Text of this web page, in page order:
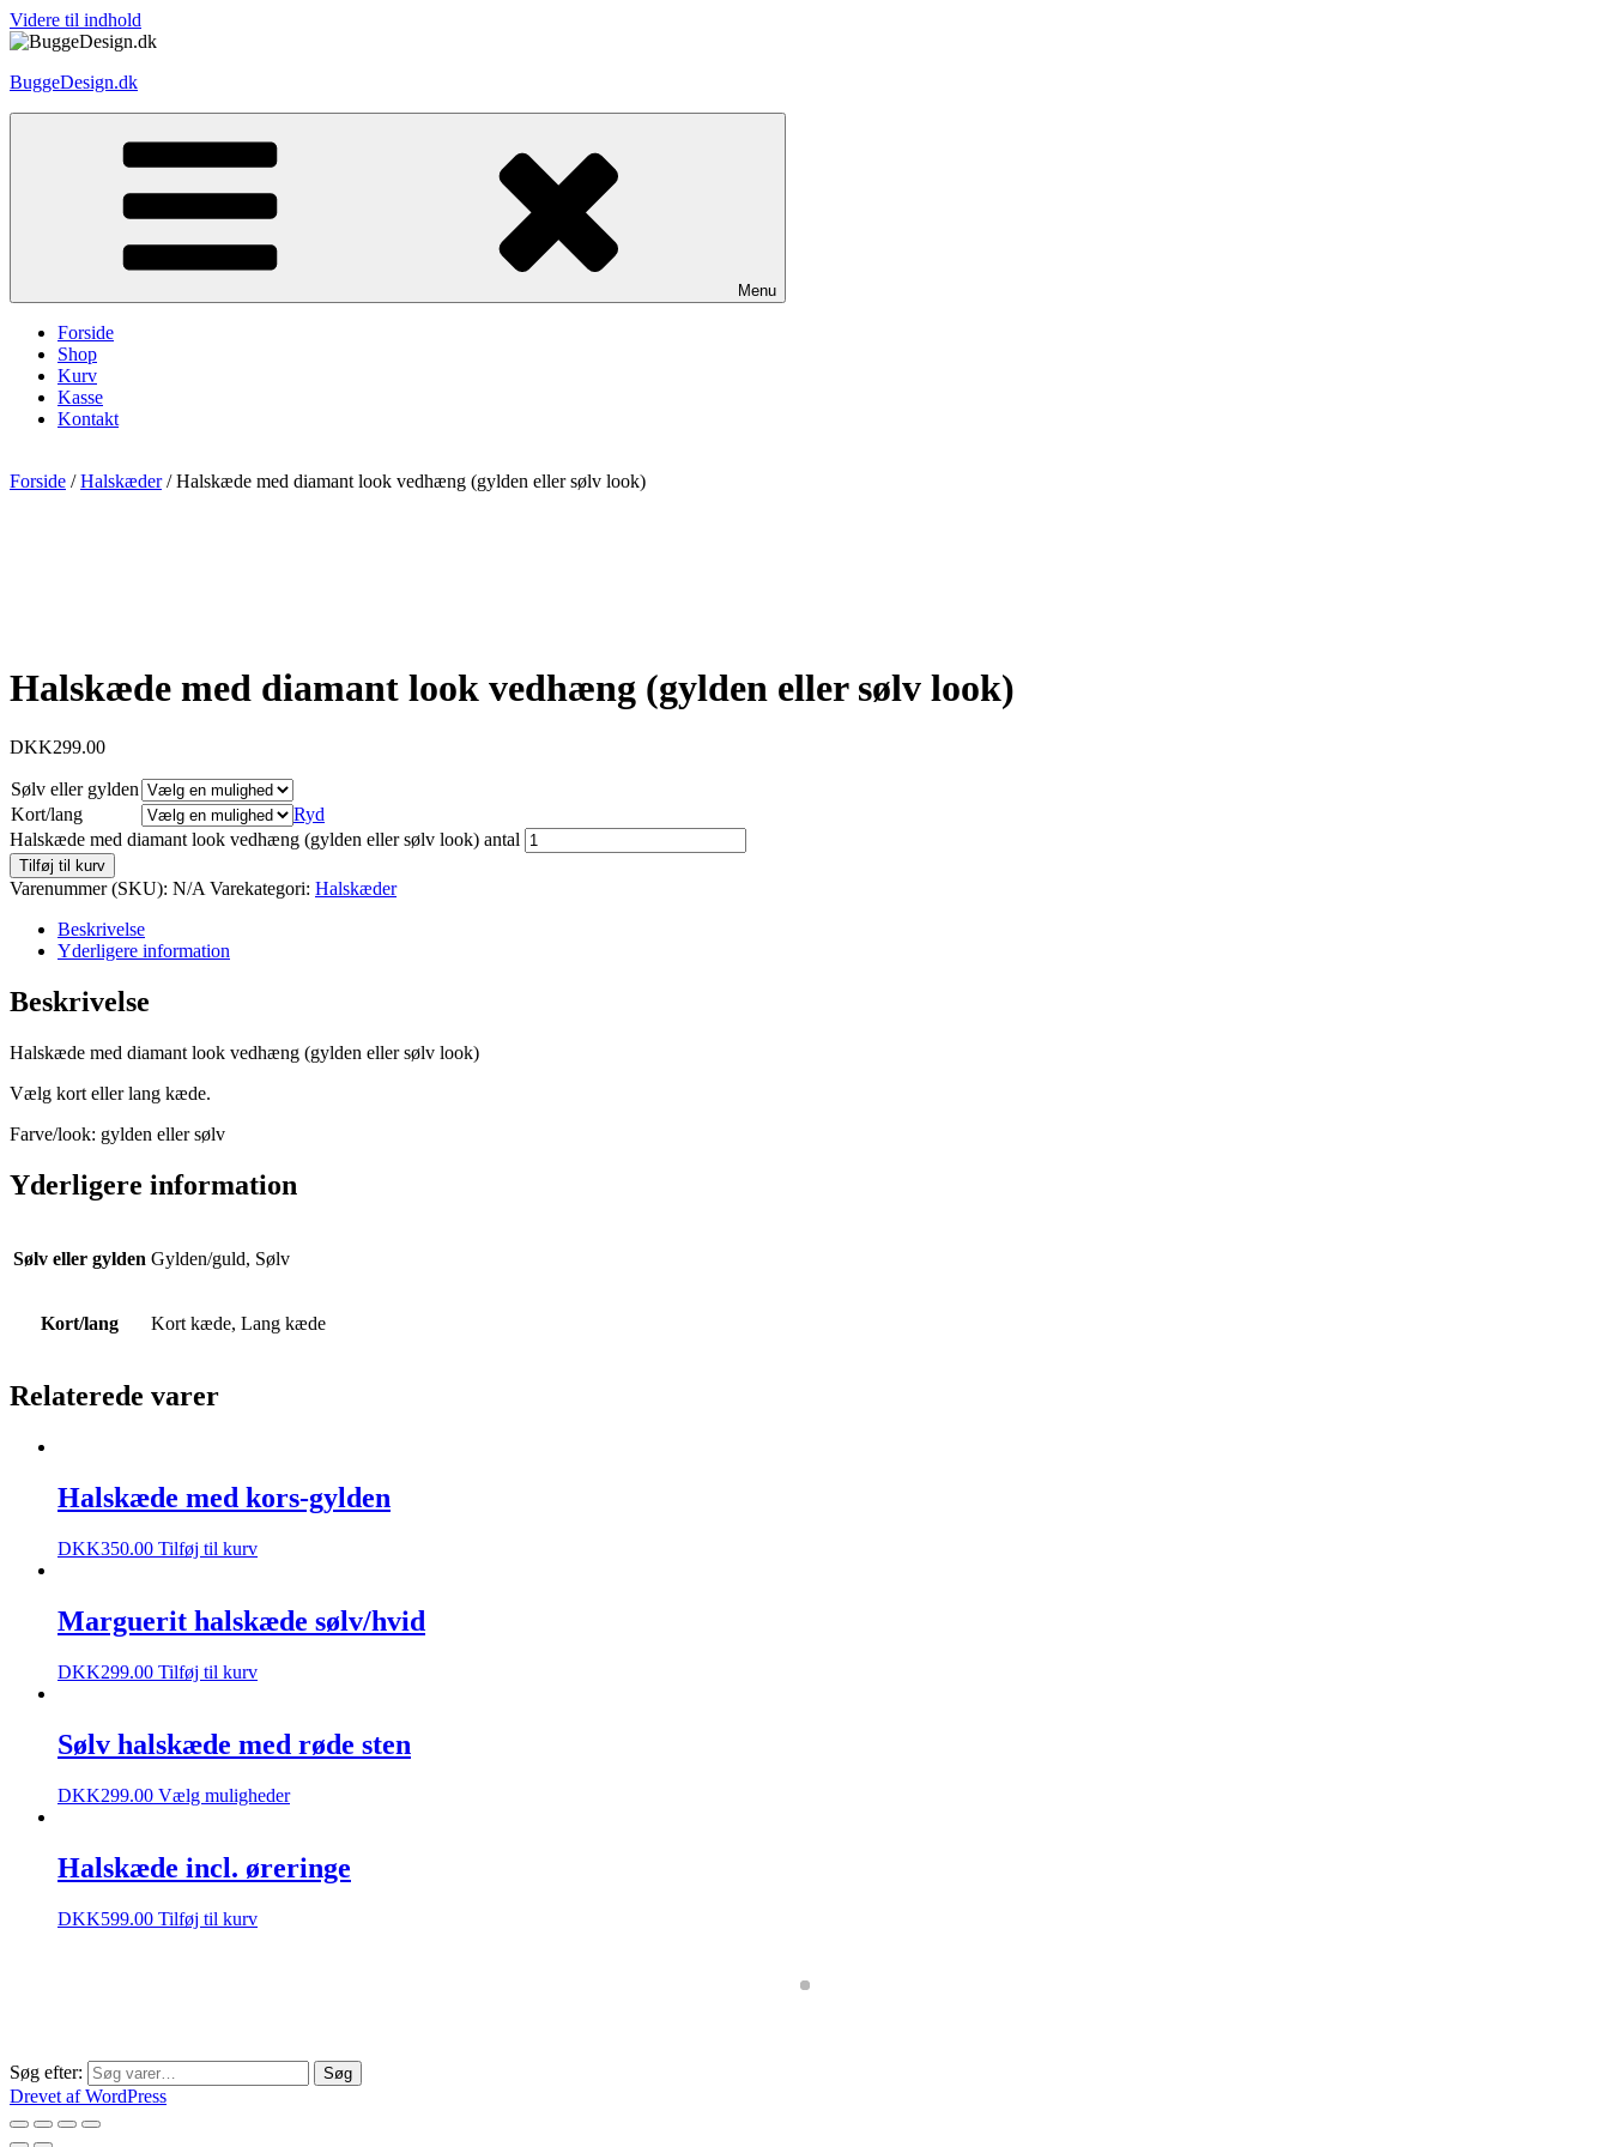
Videre til indhold
BuggeDesign.dk
Menu
Forside
Shop
Kurv
Kasse
Kontakt
Forside /Halskæder/ Halskæde med diamant look vedhæng (gylden eller sølv look)
Halskæde med diamant look vedhæng (gylden eller sølv look)
DKK299.00
Sølv eller gylden
Kort/lang
Ryd
Halskæde med diamant look vedhæng (gylden eller sølv look) antal
Tilføj til kurv
Varenummer (SKU): N/A Varekategori: Halskæder
Beskrivelse
Yderligere information
Beskrivelse
Halskæde med diamant look vedhæng (gylden eller sølv look)
Vælg kort eller lang kæde.
Farve/look: gylden eller sølv
Yderligere information
Sølv eller gylden Gylden/guld, Sølv
Kort/lang Kort kæde, Lang kæde
Relaterede varer
Halskæde med kors-gylden
DKK350.00 Tilføj til kurv
Marguerit halskæde sølv/hvid
DKK299.00 Tilføj til kurv
Sølv halskæde med røde sten
DKK299.00 Vælg muligheder
Halskæde incl. øreringe
DKK599.00 Tilføj til kurv
Søg efter: Søg
Drevet af WordPress